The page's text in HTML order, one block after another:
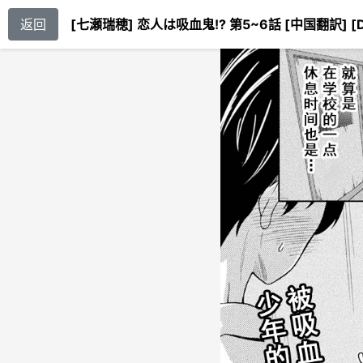
返回 [七瀬瑞穂] 恋人は吸血鬼!? 第5~6話 [中国翻訳]